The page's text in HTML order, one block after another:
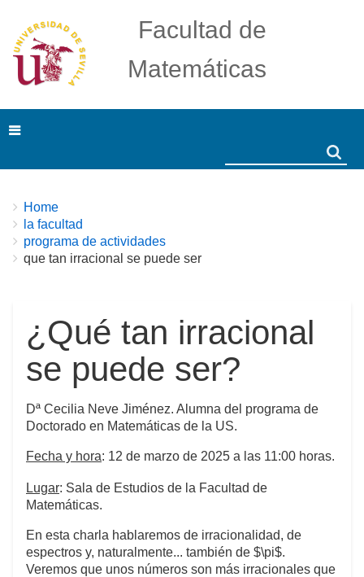
Facultad de
Matemáticas
Breadcrumbs
You
are
here:
Home
la facultad
programa de actividades
que tan irracional se puede ser
¿Qué tan irracional
se puede ser?
Dª Cecilia Neve Jiménez. Alumna del programa de
Doctorado en Matemáticas de la US.
Fecha y hora: 12 de marzo de 2025 a las 11:00 horas.
Lugar: Sala de Estudios de la Facultad de
Matemáticas.
En esta charla hablaremos de irracionalidad, de
espectros y, naturalmente... también de $\pi$.
Veremos que unos números son más irracionales que